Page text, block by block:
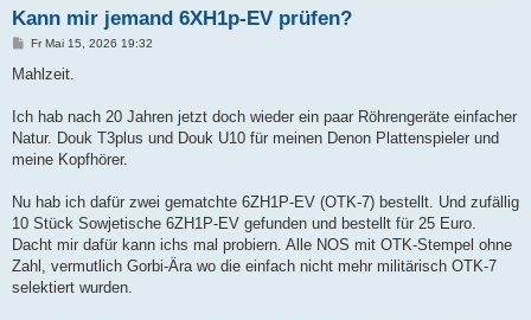
Kann mir jemand 6XH1p-EV prüfen?
B
i
a
Fr Mai 15, 2026 19:32
Mahlzeit.
Ich hab nach 20 Jahren jetzt doch wieder ein paar Röhrengeräte einfacher
Natur. Douk T3plus und Douk U10 für meinen Denon Plattenspieler und
meine Kopfhörer.
Nu hab ich dafür zwei gematchte 6ZH1P-EV (OTK-7) bestellt. Und zufällig
10 Stück Sowjetische 6ZH1P-EV gefunden und bestellt für 25 Euro.
Dacht mir dafür kann ichs mal probiern. Alle NOS mit OTK-Stempel ohne
Zahl, vermutlich Gorbi-Ära wo die einfach nicht mehr militärisch OTK-7
selektiert wurden.